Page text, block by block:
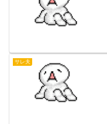
サレ夫